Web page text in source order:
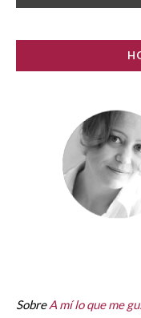
SobreA mí lo que me